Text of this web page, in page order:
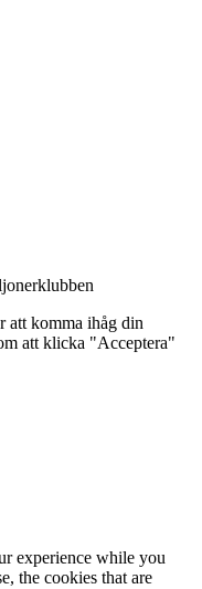
att komma ihåg din
att klicka "Acceptera"
experience while you
the cookies that are